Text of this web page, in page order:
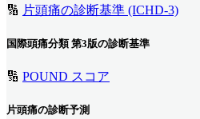
🔢 片頭痛の診断基準 (ICHD-3)
国際頭痛分類 第3版の診断基準
🔢 POUND スコア
片頭痛の診断予測